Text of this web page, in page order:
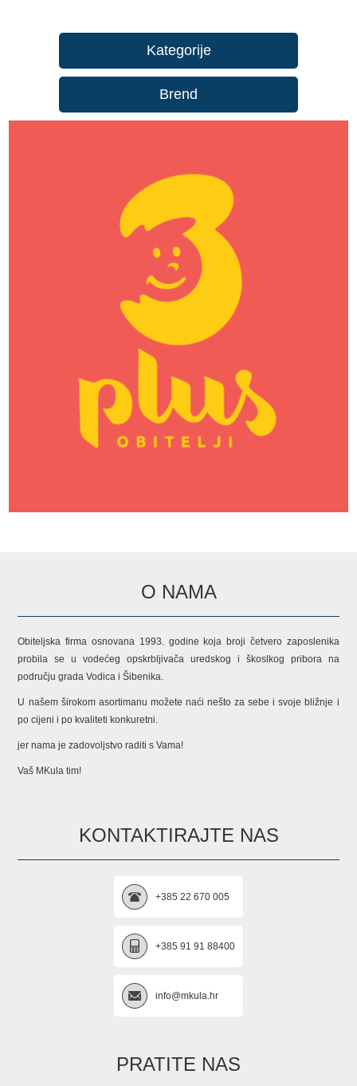
Kategorije
Brend
O NAMA
Obiteljska firma osnovana 1993. godine koja broji četvero zaposlenika
probila se u vodećeg opskrbljivača uredskog i škoslkog pribora na
području grada Vodica i Šibenika.
U našem širokom asortimanu možete naći nešto za sebe i svoje bližnje i
po cijeni i po kvaliteti konkuretni.
jer nama je zadovoljstvo raditi s Vama!
Vaš MKula tim!
KONTAKTIRAJTE NAS
+385 22 670 005
+385 91 91 88400
info@mkula.hr
PRATITE NAS